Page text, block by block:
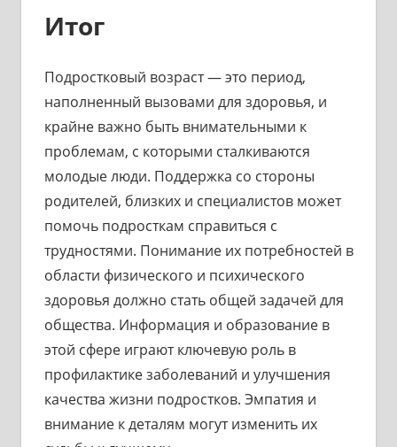
Итог
Подростковый возраст — это период,
наполненный вызовами для здоровья, и
крайне важно быть внимательными к
проблемам, с которыми сталкиваются
молодые люди. Поддержка со стороны
родителей, близких и специалистов может
помочь подросткам справиться с
трудностями. Понимание их потребностей в
области физического и психического
здоровья должно стать общей задачей для
общества. Информация и образование в
этой сфере играют ключевую роль в
профилактике заболеваний и улучшения
качества жизни подростков. Эмпатия и
внимание к деталям могут изменить их